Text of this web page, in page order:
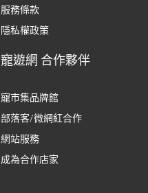
服務條款
隱私權政策
寵遊網 合作夥伴
寵市集品牌館
部落客/微網紅合作
網站服務
成為合作店家